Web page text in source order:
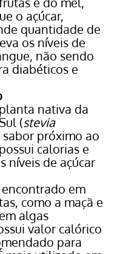
o açúcar,
quantidade de
os níveis de
não sendo
diabéticos e
nativa da
(stevia
sabor próximo ao
calorias e
níveis de açúcar
encontrado em
como a maçã e
algas
valor calórico
para